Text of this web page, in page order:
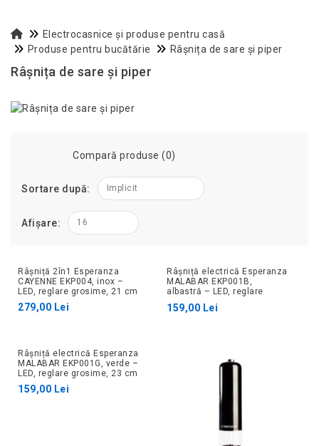
Electrocasnice și produse pentru casă
Produse pentru bucătărie
Râșnița de sare și piper
Râșnița de sare și piper
Compară produse (0)
Sortare după: Implicit
Afișare: 16
Râșniță 2în1 Esperanza
CAYENNE EKP004, inox –
LED, reglare grosime, 21 cm
279,00 Lei
Râșniță electrică Esperanza
MALABAR EKP001B,
albastră – LED, reglare
grosime, 23 cm
159,00 Lei
Râșniță electrică Esperanza
MALABAR EKP001G, verde –
LED, reglare grosime, 23 cm
159,00 Lei